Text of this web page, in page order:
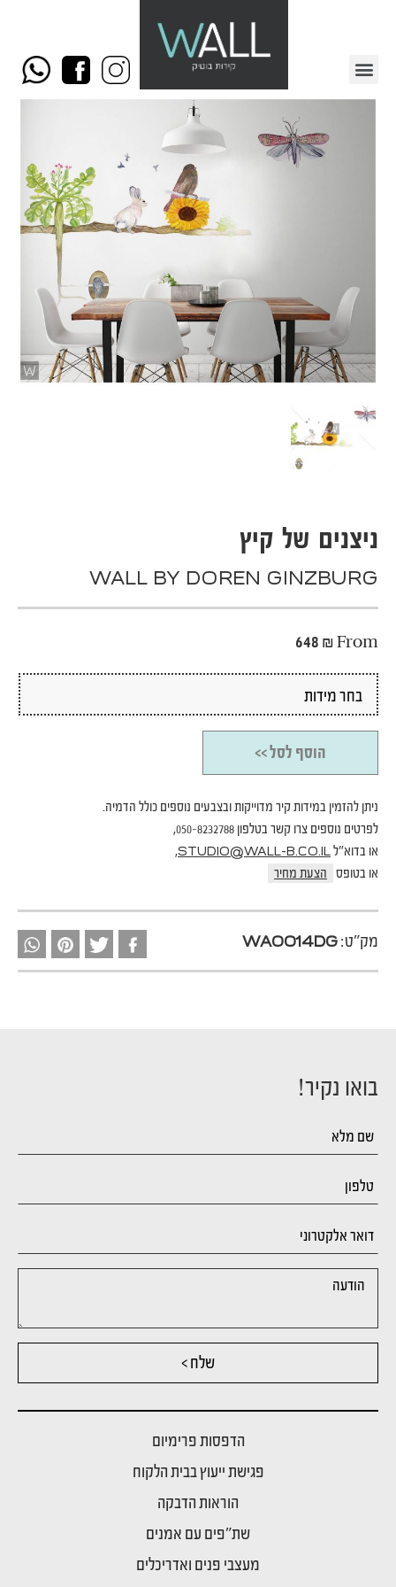
ניצנים של קיץ
WALL BY DOREN GINZBURG
From
648 ₪
הוסף לסל >>
ניתן להזמין במידות קיר מדוייקות ובצבעים נוספים כולל הדמיה.
לפרטים נוספים צרו קשר בטלפון 050-8232788,
או בדוא"לSTUDIO@WALL-B.CO.IL
,
או בטופס
הצעת מחיר
מק"ט:WA0014DG
הדפסות פרימיום
פגישת ייעוץ בבית הלקוח
הוראות הדבקה
שת"פים עם אמנים
מעצבי פנים ואדריכלים
בואו נקיר!
שלח >